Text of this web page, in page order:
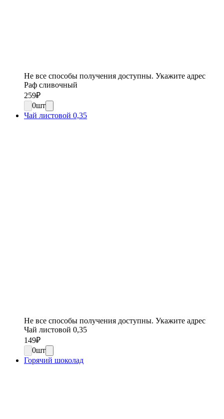
Не все способы получения доступны. Укажите адрес
Раф сливочный
259₽
0шт
Чай листовой 0,35
Не все способы получения доступны. Укажите адрес
Чай листовой 0,35
149₽
0шт
Горячий шоколад